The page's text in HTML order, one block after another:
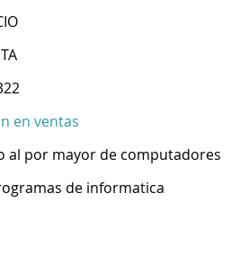
en ventas
al por mayor de computadores
de informatica